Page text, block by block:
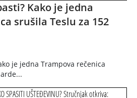
Kako je jedna
srušila Teslu za 152
je jedna Trampova rečenica